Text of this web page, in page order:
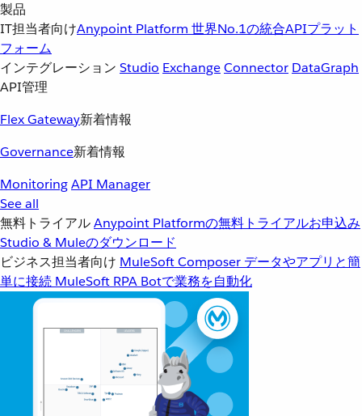
製品
IT担当者向けAnypoint Platform 世界No.1の統合APIプラット
フォーム
インテグレーション Studio ExchangeConnector DataGraph
API管理
Flex Gateway新着情報
Governance新着情報
MonitoringAPI Manager
See all
無料トライアルAnypoint Platformの無料トライアルお申込み
Studio & Muleのダウンロード
ビジネス担当者向け MuleSoft Composer データやアプリと簡
単に接続 MuleSoft RPA Botで業務を自動化